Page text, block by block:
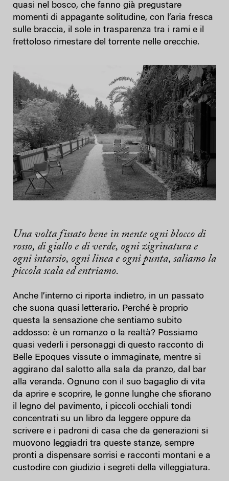
quasi nel bosco, che fanno già pregustare
momenti di appagante solitudine, con l’aria fresca
sulle braccia, il sole in trasparenza tra i rami e il
frettoloso rimestare del torrente nelle orecchie.
Una volta fissato bene in mente ogni blocco di
rosso, di giallo e di verde, ogni zigrinatura e
ogni intarsio, ogni linea e ogni punta, saliamo la
piccola scala ed entriamo.
Anche l’interno ci riporta indietro, in un passato
che suona quasi letterario. Perché è proprio
questa la sensazione che sentiamo subito
addosso: è un romanzo o la realtà? Possiamo
quasi vederli i personaggi di questo racconto di
Belle Epoques vissute o immaginate, mentre si
aggirano dal salotto alla sala da pranzo, dal bar
alla veranda. Ognuno con il suo bagaglio di vita
da aprire e scoprire, le gonne lunghe che sfiorano
il legno del pavimento, i piccoli occhiali tondi
concentrati su un libro da leggere oppure da
scrivere e i padroni di casa che da generazioni si
muovono leggiadri tra queste stanze, sempre
pronti a dispensare sorrisi e racconti montani e a
custodire con giudizio i segreti della villeggiatura.